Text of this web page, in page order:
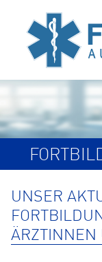
UNSER
ÄRZTINNEN